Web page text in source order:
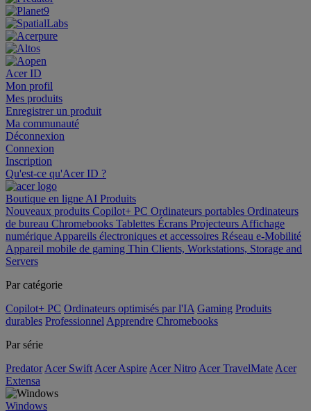
Acer ID
Mon profil
Mes produits
Enregistrer un produit
Ma communauté
Déconnexion
Connexion
Inscription
Qu'est-ce qu'Acer ID ?
Boutique en ligne AI Produits
Nouveaux produits Copilot+ PC Ordinateurs portables Ordinateurs
de bureau Chromebooks Tablettes Écrans Projecteurs Affichage
numérique Appareils électroniques et accessoires Réseau e-Mobilité
Appareil mobile de gaming Thin Clients, Workstations, Storage and
Servers
Par catégorie
Copilot+ PC Ordinateurs optimisés par l'IA Gaming Produits
durables Professionnel Apprendre Chromebooks
Par série
Predator Acer Swift Acer Aspire Acer Nitro Acer TravelMate Acer
Extensa
Windows